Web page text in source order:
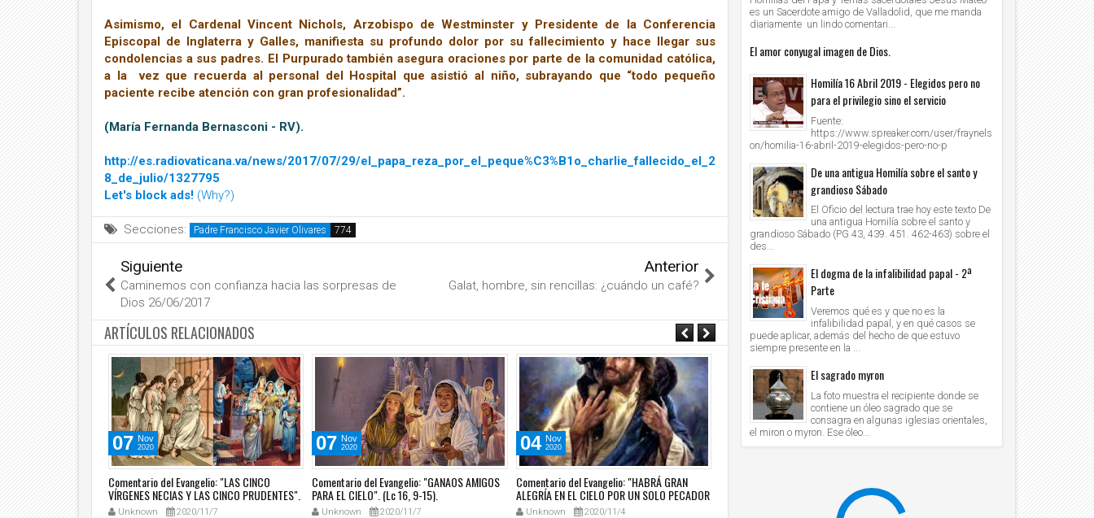
Asimismo, el Cardenal Vincent Nichols, Arzobispo de Westminster y Presidente de la Conferencia
Episcopal de Inglaterra y Galles, manifiesta su profundo dolor por su fallecimiento y hace llegar sus
condolencias a sus padres. El Purpurado también asegura oraciones por parte de la comunidad católica,
a la vez que recuerda al personal del Hospital que asistió al niño, subrayando que “todo pequeño
paciente recibe atención con gran profesionalidad”.
(María Fernanda Bernasconi - RV).
http://es.radiovaticana.va/news/2017/07/29/el_papa_reza_por_el_peque%C3%B1o_charlie_fallecido_el_2
8_de_julio/1327795
Let's block ads! (Why?)
Secciones: Padre Francisco Javier Olivares
Siguiente
Caminemos con confianza hacia las sorpresas de
Dios 26/06/2017
Anterior
Galat, hombre, sin rencillas: ¿cuándo un café?
ARTÍCULOS RELACIONADOS
07 Nov
2020
Comentario del Evangelio: "LAS CINCO
VÍRGENES NECIAS Y LAS CINCO PRUDENTES".
(Mt 25, 1-13).
Unknown 2020/11/7
07 Nov
2020
Comentario del Evangelio: "GANAOS AMIGOS
PARA EL CIELO". (Lc 16, 9-15).
Unknown 2020/11/7
04 Nov
2020
Comentario del Evangelio: "HABRÁ GRAN
ALEGRÍA EN EL CIELO POR UN SOLO PECADOR
QUE SE ARREPIENTA" (Lc 15, 1-10)
Unknown 2020/11/4
18 Oct
2020
misma noche te reclaman el alma; "SED
RICOS ANTE DIOS" (Lc 12, 13-21).
11 2020
es un Sacerdote amigo de Valladolid, que me manda
diariamente un lindo comentari...
El amor conyugal imagen de Dios.
Homilía 16 Abril 2019 - Elegidos pero no
para el privilegio sino el servicio
Fuente:
https://www.spreaker.com/user/fraynels
on/homilia-16-abril-2019-elegidos-pero-no-p
De una antigua Homilía sobre el santo y
grandioso Sábado
El Oficio del lectura trae hoy este texto De
una antigua Homilía sobre el santo y
grandioso Sábado (PG 43, 439. 451. 462-463) sobre el
des...
El dogma de la infalibilidad papal - 2ª
Parte
Veremos qué es y que no es la
infalibilidad papal, y en qué casos se
puede aplicar, además del hecho de que estuvo
siempre presente en la ...
El sagrado myron
La foto muestra el recipiente donde se
contiene un óleo sagrado que se
consagra en algunas iglesias orientales,
el miron o myron. Ese óleo...